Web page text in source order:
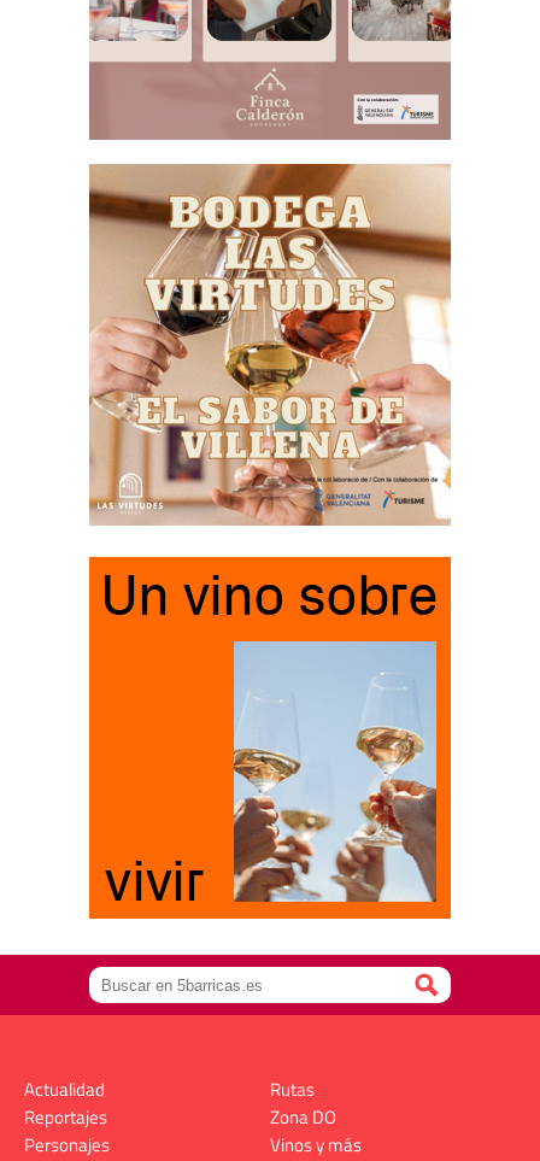
Actualidad
Reportajes
Personajes
Rutas
Zona DO
Vinos y más